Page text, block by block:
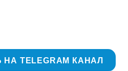
TELEGRAM КАНАЛ